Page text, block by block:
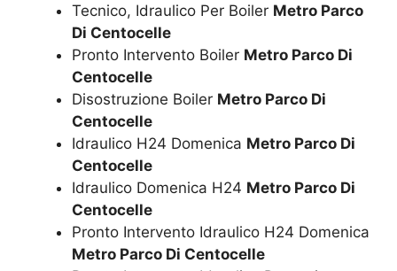
Tecnico, Idraulico Per Boiler Metro Parco
Di Centocelle
Pronto Intervento Boiler Metro Parco Di
Centocelle
Disostruzione Boiler Metro Parco Di
Centocelle
Idraulico H24 Domenica Metro Parco Di
Centocelle
Idraulico Domenica H24 Metro Parco Di
Centocelle
Pronto Intervento Idraulico H24 Domenica
Metro Parco Di Centocelle